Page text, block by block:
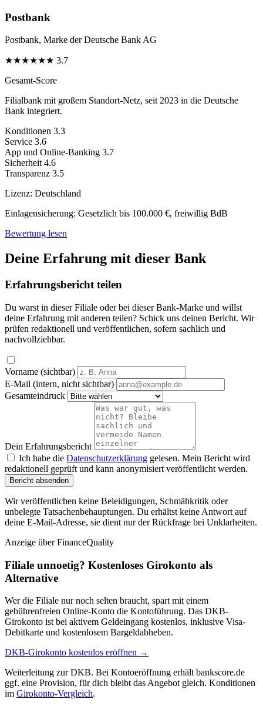
Postbank
Postbank, Marke der Deutsche Bank AG
★★★★★★ 3.7
Gesamt-Score
Filialbank mit großem Standort-Netz, seit 2023 in die Deutsche
Bank integriert.
Konditionen 3.3
Service 3.6
App und Online-Banking 3.7
Sicherheit 4.6
Transparenz 3.5
Lizenz: Deutschland
Einlagensicherung: Gesetzlich bis 100.000 €, freiwillig BdB
Bewertung lesen
Deine Erfahrung mit dieser Bank
Erfahrungsbericht teilen
Du warst in dieser Filiale oder bei dieser Bank-Marke und willst
deine Erfahrung mit anderen teilen? Schick uns deinen Bericht. Wir
prüfen redaktionell und veröffentlichen, sofern sachlich und
nachvollziehbar.
Vorname (sichtbar)
E-Mail (intern, nicht sichtbar)
Gesamteindruck
Dein Erfahrungsbericht
Ich habe die Datenschutzerklärung gelesen. Mein Bericht wird
redaktionell geprüft und kann anonymisiert veröffentlicht werden.
Bericht absenden
Wir veröffentlichen keine Beleidigungen, Schmähkritik oder
unbelegte Tatsachenbehauptungen. Du erhältst keine Antwort auf
deine E-Mail-Adresse, sie dient nur der Rückfrage bei Unklarheiten.
Anzeige über FinanceQuality
Filiale unnoetig? Kostenloses Girokonto als
Alternative
Wer die Filiale nur noch selten braucht, spart mit einem
gebührenfreien Online-Konto die Kontoführung. Das DKB-
Girokonto ist bei aktivem Geldeingang kostenlos, inklusive Visa-
Debitkarte und kostenlosem Bargeldabheben.
DKB-Girokonto kostenlos eröffnen →
Weiterleitung zur DKB. Bei Kontoeröffnung erhält bankscore.de
ggf. eine Provision, für dich bleibt das Angebot gleich. Konditionen
im Girokonto-Vergleich.